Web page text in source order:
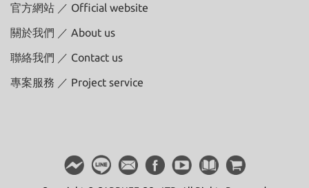
官方網站 ／ Official website
關於我們 ／ About us
聯絡我們 ／ Contact us
專案服務 ／ Project service